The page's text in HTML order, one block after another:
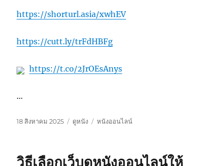
https://shorturl.asia/xwhEV
https://cutt.ly/trFdHBFg
https://t.co/2JrOEsAnys
…
เขียน
18 สิงหาคม 2025
หมวด
ดูหนัง
ป้าย
หนังออนไลน์
วิธีเลือกเว็บดูหนังออนไลน์ให้